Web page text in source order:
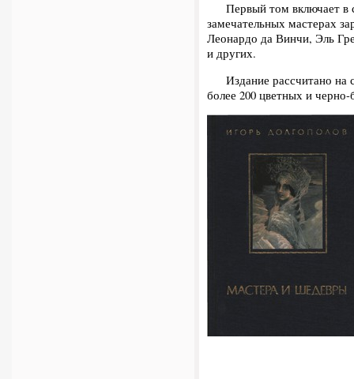
Первый том включает в
замечательных мастерах
Леонардо да Винчи, Эль
и других.
Издание рассчитано на
более 200 цветных и